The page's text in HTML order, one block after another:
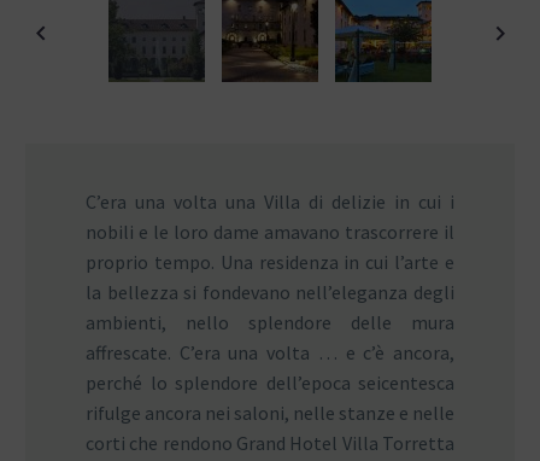
C’era una volta una Villa di delizie in cui i
nobili e le loro dame amavano trascorrere il
proprio tempo. Una residenza in cui l’arte e
la bellezza si fondevano nell’eleganza degli
ambienti, nello splendore delle mura
affrescate. C’era una volta … e c’è ancora,
perché lo splendore dell’epoca seicentesca
rifulge ancora nei saloni, nelle stanze e nelle
corti che rendono Grand Hotel Villa Torretta